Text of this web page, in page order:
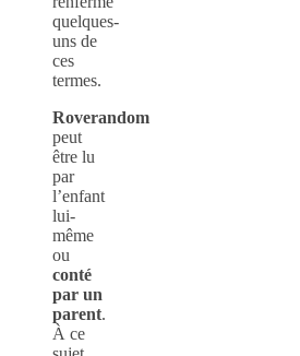
quelques-
uns de
ces
termes.
Roverandom
peut
être lu
par
l’enfant
lui-
même
ou
conté
par un
parent.
À ce